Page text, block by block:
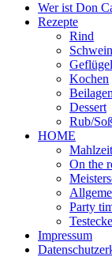
Wer ist Don
Rezepte
Rind
Schwein
Geflügel
Kochen
Beilagen
Dessert
Rub/
HOME
On the
Party
Testecke
Impressum